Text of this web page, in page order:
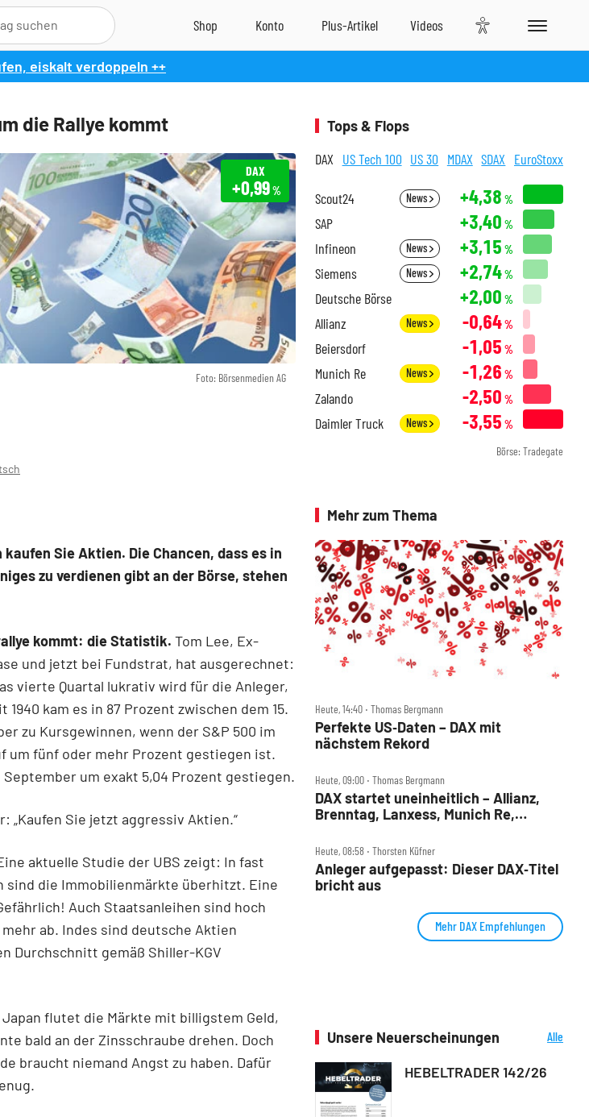
eiskalt verdoppeln ++
die Rallye kommt
Foto: Börsenmedien AG
DAX
+0,99%
Sie Aktien. Die Chancen, dass es in
zu verdienen gibt an der Börse, stehen
kommt: die Statistik. Tom Lee, Ex-
und jetzt bei Fundstrat, hat ausgerechnet:
vierte Quartal lukrativ wird für die Anleger,
kam es in 87 Prozent zwischen dem 15.
zu Kursgewinnen, wenn der S&P 500 im
um fünf oder mehr Prozent gestiegen ist.
September um exakt 5,04 Prozent gestiegen.
„Kaufen Sie jetzt aggressiv Aktien.“
aktuelle Studie der UBS zeigt: In fast
sind die Immobilienmärkte überhitzt. Eine
Auch Staatsanleihen sind hoch
ab. Indes sind deutsche Aktien
Durchschnitt gemäß Shiller-KGV
Japan flutet die Märkte mit billigstem Geld,
bald an der Zinsschraube drehen. Doch
braucht niemand Angst zu haben. Dafür
Tops & Flops
DAX US Tech 100 US 30 MDAX SDAX EuroStoxx
Scout24 News +4,38 %
SAP +3,40 %
Infineon News +3,15 %
Siemens News +2,74%
Deutsche Börse +2,00 %
Allianz News -0,64%
Beiersdorf -1,05 %
Munich Re News -1,26 %
Zalando -2,50 %
Daimler Truck News -3,55 %
Börse: Tradegate
Mehr zum Thema
Heute, 14:40 ‧ Thomas Bergmann
Perfekte US‑Daten – DAX mit
nächstem Rekord
Heute, 09:00 ‧ Thomas Bergmann
DAX startet uneinheitlich – Allianz,
Brenntag, Lanxess, Munich Re,
Heute, 08:58 ‧ Thorsten Küfner
Anleger aufgepasst: Dieser DAX‑Titel
bricht aus
Mehr DAX Empfehlungen
Unsere Neuerscheinungen
Alle
HEBELTRADER 142/26